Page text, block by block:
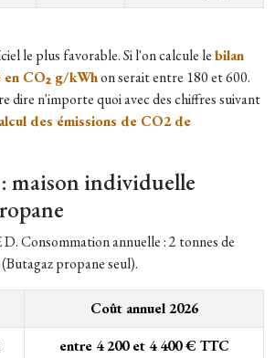
le plus favorable. Si l'on calcule lebilan
CO₂ g/kWhon serait entre 180 et 600.
dire n'importe quoi avec des chiffres suivant
des émissions de CO2 de
maison individuelle
D. Consommation annuelle : 2 tonnes de
propane seul).
Coût annuel 2026
entre 4 200 et 4 400 € TTC